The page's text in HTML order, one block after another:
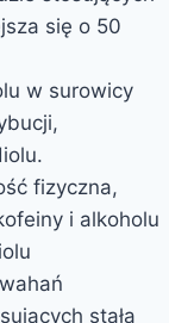
się o 50
w surowicy
fizyczna,
i alkoholu
stałą